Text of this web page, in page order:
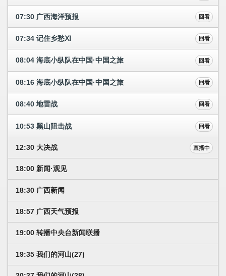
07:30 广西海洋预报 回看
07:34 记住乡愁Ⅺ 回看
08:04 海底小纵队在中国·中国之旅 回看
08:16 海底小纵队在中国·中国之旅 回看
08:40 地雷战 回看
10:53 黑山阻击战 回看
12:30 大决战 直播中
18:00 新闻·观见
18:30 广西新闻
18:57 广西天气预报
19:00 转播中央台新闻联播
19:35 我们的河山(27)